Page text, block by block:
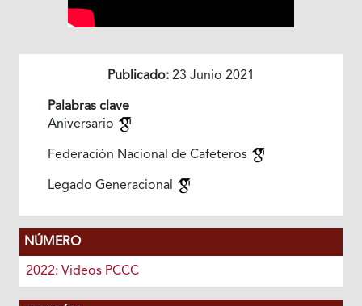
Publicado: 23 Junio 2021
Palabras clave
Aniversario
Federación Nacional de Cafeteros
Legado Generacional
NÚMERO
2022: Videos PCCC